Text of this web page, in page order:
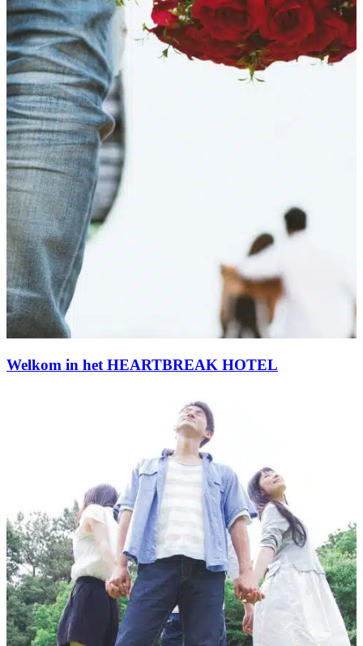
Welkom in het HEARTBREAK HOTEL